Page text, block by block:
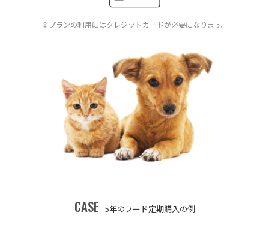
※プランの利用にはクレジットカードが必要になります。
CASE 5年のフード定期購入の例